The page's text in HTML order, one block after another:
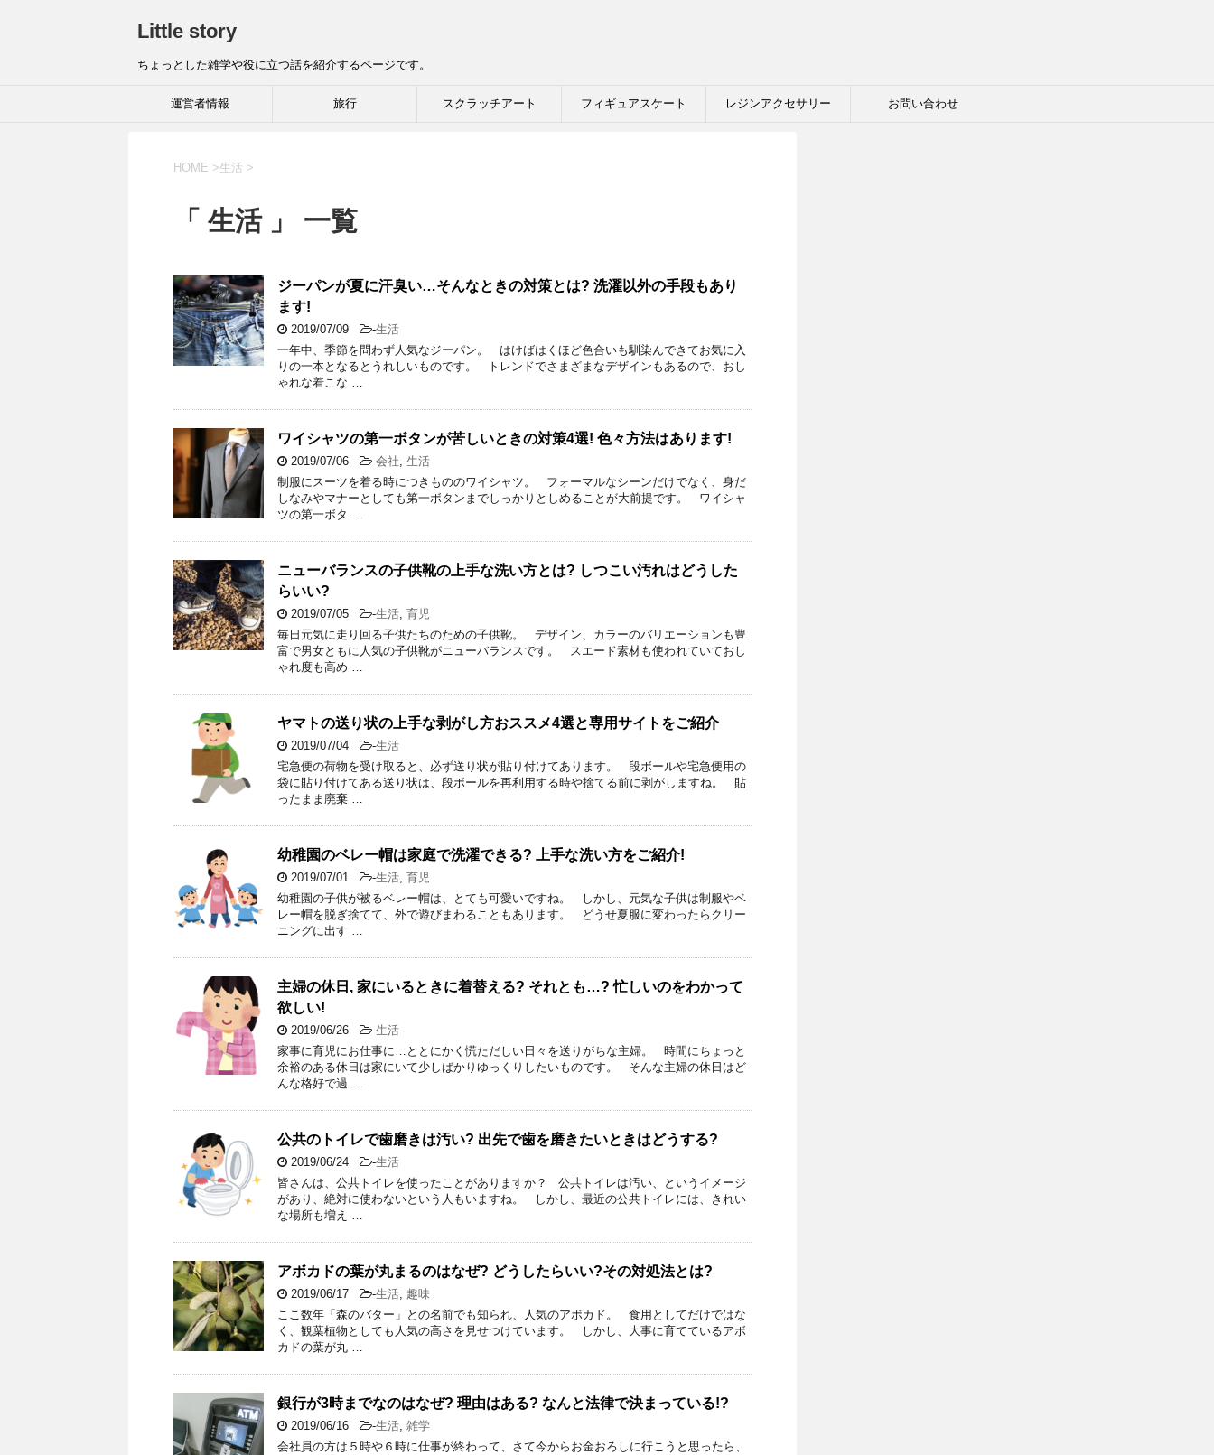
Little story
ちょっとした雑学や役に立つ話を紹介するページです。
運営者情報 旅行 スクラッチアート フィギュアスケート レジンアクセサリー お問い合わせ
HOME >生活 >
「 生活 」 一覧
ジーパンが夏に汗臭い…そんなときの対策とは? 洗濯以外の手段もあり
ます!
2019/07/09 -生活
一年中、季節を問わず人気なジーパン。 はけばはくほど色合いも馴染んできてお気に入
りの一本となるとうれしいものです。 トレンドでさまざまなデザインもあるので、おし
ゃれな着こな …
ワイシャツの第一ボタンが苦しいときの対策4選! 色々方法はあります!
2019/07/06 -会社, 生活
制服にスーツを着る時につきもののワイシャツ。 フォーマルなシーンだけでなく、身だ
しなみやマナーとしても第一ボタンまでしっかりとしめることが大前提です。 ワイシャ
ツの第一ボタ …
ニューバランスの子供靴の上手な洗い方とは? しつこい汚れはどうした
らいい?
2019/07/05 -生活, 育児
毎日元気に走り回る子供たちのための子供靴。 デザイン、カラーのバリエーションも豊
富で男女ともに人気の子供靴がニューバランスです。 スエード素材も使われていておし
ゃれ度も高め …
ヤマトの送り状の上手な剥がし方おススメ4選と専用サイトをご紹介
2019/07/04 -生活
宅急便の荷物を受け取ると、必ず送り状が貼り付けてあります。 段ボールや宅急便用の
袋に貼り付けてある送り状は、段ボールを再利用する時や捨てる前に剥がしますね。 貼
ったまま廃棄 …
幼稚園のベレー帽は家庭で洗濯できる? 上手な洗い方をご紹介!
2019/07/01 -生活, 育児
幼稚園の子供が被るベレー帽は、とても可愛いですね。 しかし、元気な子供は制服やベ
レー帽を脱ぎ捨てて、外で遊びまわることもあります。 どうせ夏服に変わったらクリー
ニングに出す …
主婦の休日, 家にいるときに着替える? それとも…? 忙しいのをわかって
欲しい!
2019/06/26 -生活
家事に育児にお仕事に…ととにかく慌ただしい日々を送りがちな主婦。 時間にちょっと
余裕のある休日は家にいて少しばかりゆっくりしたいものです。 そんな主婦の休日はど
んな格好で過 …
公共のトイレで歯磨きは汚い? 出先で歯を磨きたいときはどうする?
2019/06/24 -生活
皆さんは、公共トイレを使ったことがありますか？ 公共トイレは汚い、というイメージ
があり、絶対に使わないという人もいますね。 しかし、最近の公共トイレには、きれい
な場所も増え …
アボカドの葉が丸まるのはなぜ? どうしたらいい?その対処法とは?
2019/06/17 -生活, 趣味
ここ数年「森のバター」との名前でも知られ、人気のアボカド。 食用としてだけではな
く、観葉植物としても人気の高さを見せつけています。 しかし、大事に育てているアボ
カドの葉が丸 …
銀行が3時までなのはなぜ? 理由はある? なんと法律で決まっている!?
2019/06/16 -生活, 雑学
会社員の方は５時や６時に仕事が終わって、さて今からお金おろしに行こうと思ったら、